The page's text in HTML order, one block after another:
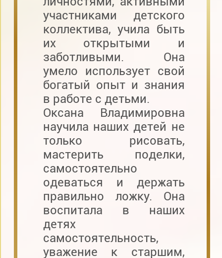
участниками детского
коллектива, учила быть
их открытыми и
заботливыми. Она
умело использует свой
богатый опыт и знания
в работе с детьми.
Оксана Владимировна
научила наших детей не
только рисовать,
мастерить поделки,
самостоятельно
одеваться и держать
правильно ложку. Она
воспитала в наших
детях
самостоятельность,
уважение к старшим,